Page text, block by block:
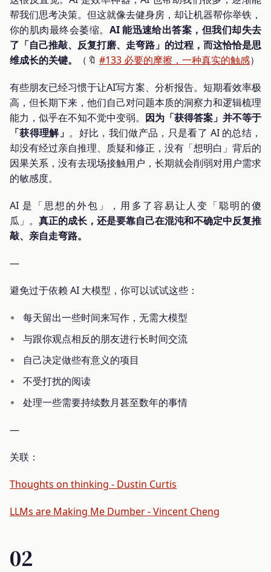
帮我们思考决策。但这就像去健身房，却让机器帮你举铁，
你的肌肉最终会萎缩。 AI 能迅速给出答案，但我们却失去
了「自己推敲、反复打磨、走弯路」的过程，而这恰恰是思
维成长的关键。
（🔖 #133 必要的摩擦，一种真实的触感）
有些朋友已经习惯于让AI写方案、分析报告。短期看效率极
高，但长期下来，他们自己对问题本质的洞察力和逻辑梳理
能力，似乎在不知不觉中变弱。 因为「获得答案」并不等于
「获得理解」 。好比，我们做产品，只是看了 AI 的总结，
却没有经过亲自推理、质疑和修正，没有「想明白」背后的
因果关系，没有去现场接触用户，长期就会削弱对用户需求
的敏感度。
AI 是「思想的外包」，用多了容易让人变「聪明的傻
瓜」。 真正的成长，还是要靠自己在混沌和不确定中反复推
敲、亲自走弯路。
—
避免过于依赖 AI 大模型，你可以试试这些：
每天留出一些时间来写作，无需大模型
与跟你观点相反的朋友进行长时间交流
自己决定做些有意义的项目
不受打扰的阅读
处理一些需要持续数月甚至数年的事情
—
关联：
Thoughts on thinking - Dustin Curtis
LLMs are Making Me Dumber - Vincent Cheng
02